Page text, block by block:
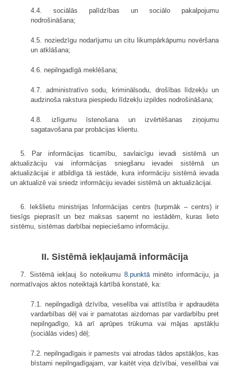
4.4. sociālās palīdzības un sociālo pakalpojumu
nodrošināšana;
4.5. noziedzīgu nodarījumu un citu likumpārkāpumu novēršana
un atklāšana;
4.6. nepilngadīgā meklēšana;
4.7. administratīvo sodu, kriminālsodu, drošības līdzekļu un
audzinoša rakstura piespiedu līdzekļu izpildes nodrošināšana;
4.8. izlīgumu īstenošana un izvērtēšanas ziņojumu
sagatavošana par probācijas klientu.
5. Par informācijas ticamību, savlaicīgu ievadi sistēmā un
aktualizāciju vai informācijas sniegšanu ievadei sistēmā un
aktualizācijai ir atbildīga tā iestāde, kura informāciju sistēmā ievada
un aktualizē vai sniedz informāciju ievadei sistēmā un aktualizācijai.
6. Iekšlietu ministrijas Informācijas centrs (turpmāk – centrs) ir
tiesīgs pieprasīt un bez maksas saņemt no iestādēm, kuras lieto
sistēmu, sistēmas darbībai nepieciešamo informāciju.
II. Sistēmā iekļaujamā informācija
7. Sistēmā iekļauj šo noteikumu 8.punktāminēto informāciju, ja
normatīvajos aktos noteiktajā kārtībā konstatē, ka:
7.1. nepilngadīgā dzīvība, veselība vai attīstība ir apdraudēta
vardarbības dēļ vai ir pamatotas aizdomas par vardarbību pret
nepilngadīgo, kā arī aprūpes trūkuma vai mājas apstākļu
(sociālās vides) dēļ;
7.2. nepilngadīgais ir pamests vai atrodas tādos apstākļos, kas
bīstami nepilngadīgajam, var kaitēt viņa dzīvībai, veselībai vai